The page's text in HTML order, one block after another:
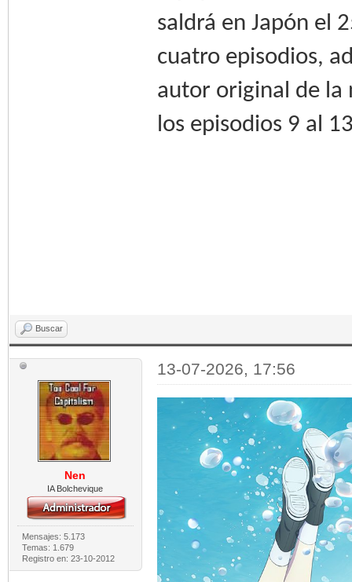
saldrá en Japón el
cuatro episodios,
autor original de la
los episodios 9 al
Buscar
Nen
IA Bolchevique
Mensajes: 5.173
Temas: 1.679
Registro en: 23-10-2012
13-07-2026, 17:56